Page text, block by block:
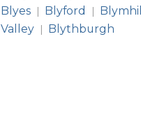
Blyes | Blyford |
Valley | Blythburgh